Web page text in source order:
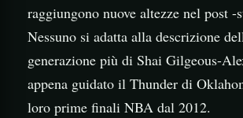
raggiungono nuove altezze nel post -
Nessuno si adatta alla descrizione
generazione più di Shai Gilgeous-
appena guidato il Thunder di
loro prime finali NBA dal 2012.